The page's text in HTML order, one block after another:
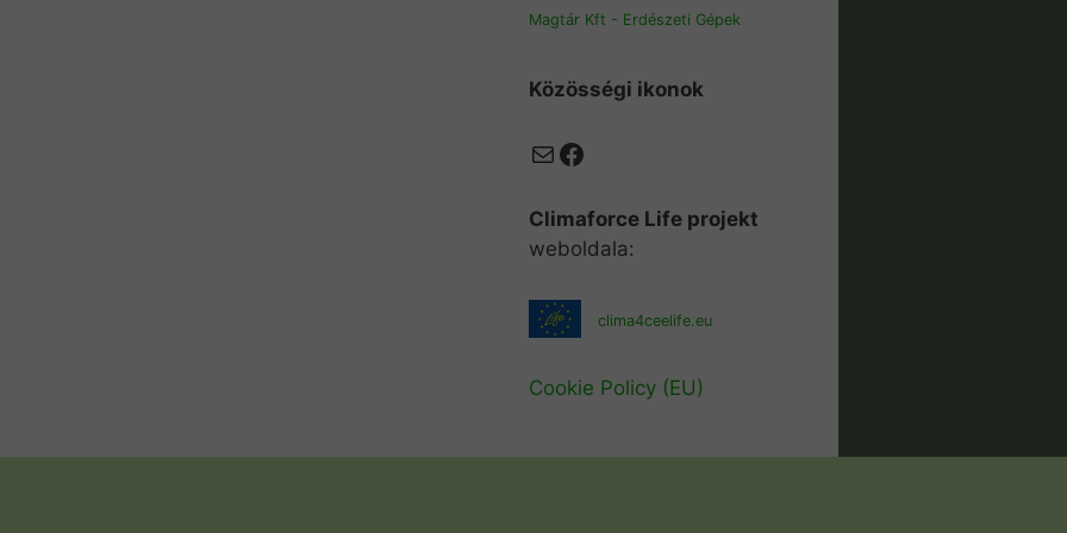
Magtár Kft - Erdészeti Gépek
Közösségi ikonok
MailFacebook
Climaforce Life projekt
weboldala:
clima4ceelife.eu
Cookie Policy (EU)